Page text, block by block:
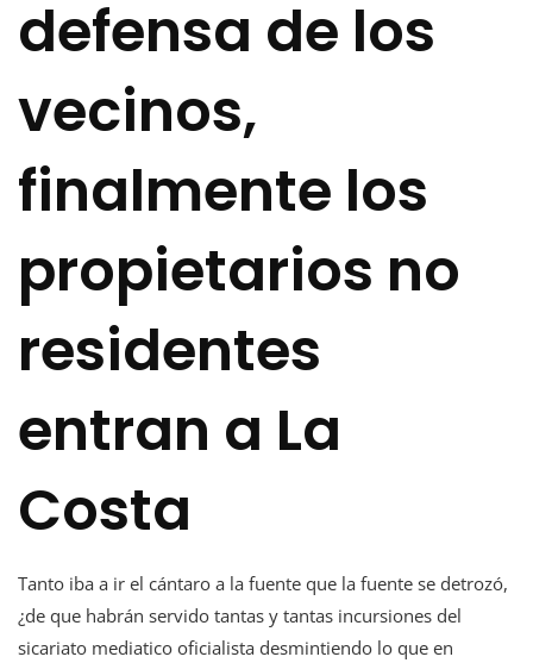
defensa de los
vecinos,
finalmente los
propietarios no
residentes
entran a La
Costa
Tanto iba a ir el cántaro a la fuente que la fuente se detrozó,
¿de que habrán servido tantas y tantas incursiones del
sicariato mediatico oficialista desmintiendo lo que en